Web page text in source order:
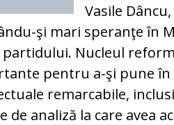
Vasile
şi mari speranţe în
Nucleul
pentru a-şi pune în
remarcabile,
analiză la care avea